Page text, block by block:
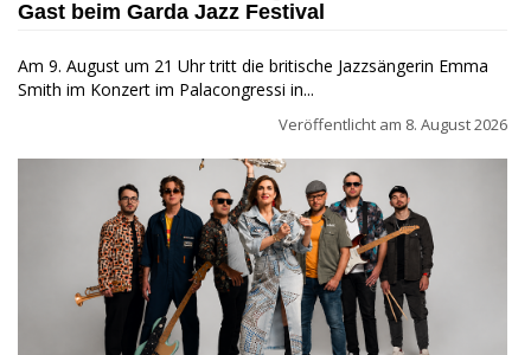
Gast beim Garda Jazz Festival
Am 9. August um 21 Uhr tritt die britische Jazzsängerin Emma
Smith im Konzert im Palacongressi in...
Veröffentlicht am 8. August 2026